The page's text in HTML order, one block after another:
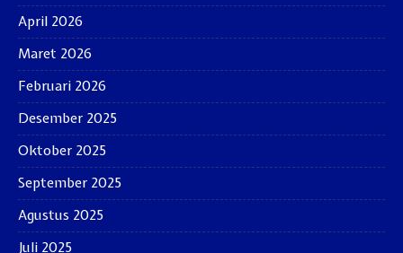
April 2026
Maret 2026
Februari 2026
Desember 2025
Oktober 2025
September 2025
Agustus 2025
Juli 2025